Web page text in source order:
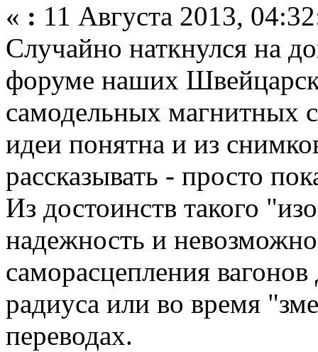
« : 11 Августа 2013,
Случайно наткнулся на
форуме наших
самодельных магнитных
идеи понятна и из
рассказывать - просто
Из достоинств такого
надежность и
саморасцепления
радиуса или во время
переводах.